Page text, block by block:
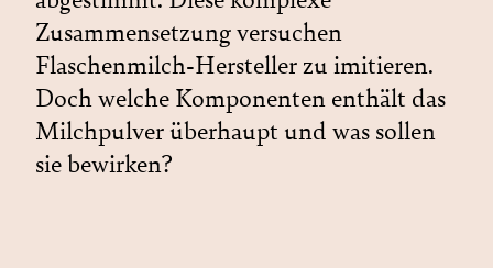
Zusammensetzung versuchen
Flaschenmilch-Hersteller zu imitieren.
Doch welche Komponenten enthält das
Milchpulver überhaupt und was sollen
sie bewirken?